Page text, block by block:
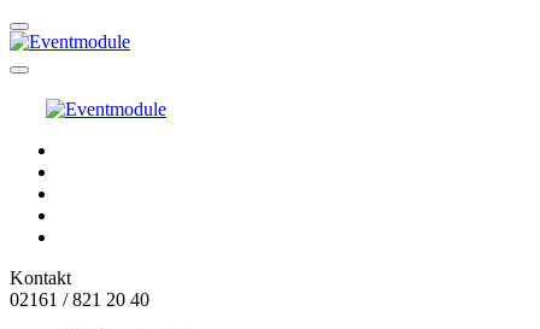
Kontakt
02161 / 821 20 40